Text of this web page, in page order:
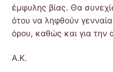
έμφυλης βίας. Θα
ότου να ληφθούν
όρου, καθώς και για την
A.K.